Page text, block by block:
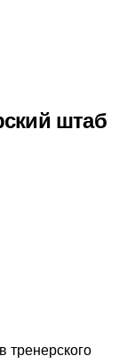
штаб
тренерского